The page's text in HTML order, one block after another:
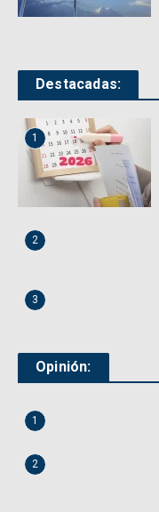
Destacadas:
1
2
3
Opinión:
1
2